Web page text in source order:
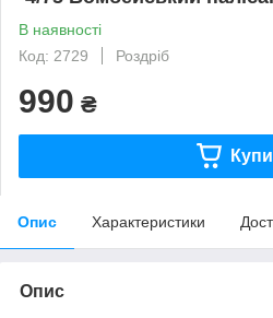
В наявності
Код: 2729
Роздріб
990 ₴
Опис Характеристики
Опис